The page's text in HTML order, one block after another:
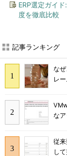
ERP選定ガイ
度を徹底比較
記事ランキング
な
レ
な
従
し